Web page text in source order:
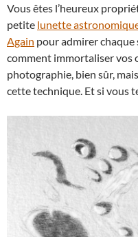
Vous êtes l’heureux
petite lunette
Again pour admirer chaque
comment immortaliser vos
photographie, bien sûr,
cette technique. Et si vous